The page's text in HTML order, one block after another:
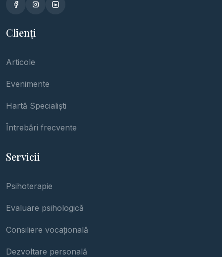
Clienți
Articole
Evenimente
Hartă Specialiști
Întrebări frecvente
Servicii
Psihoterapie
Evaluare psihologică
Consiliere vocațională
Dezvoltare personală